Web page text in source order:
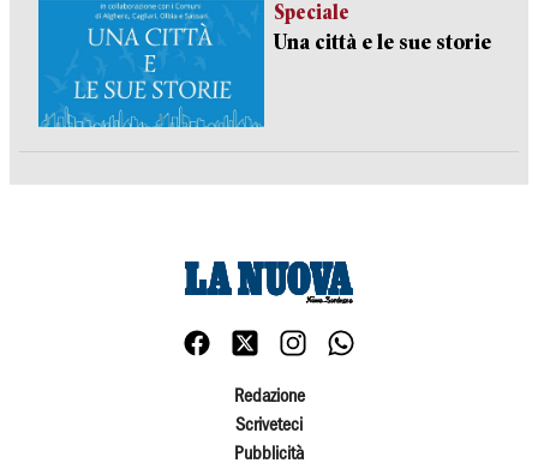
Speciale
Una città e le sue storie
Redazione
Scriveteci
Pubblicità